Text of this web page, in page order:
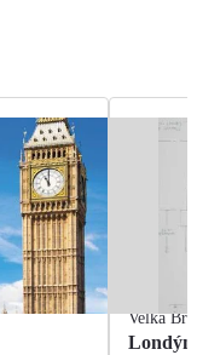
Velká
Londýn